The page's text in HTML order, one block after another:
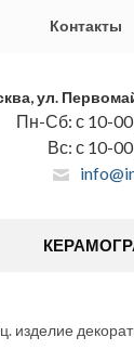
Контакты
ул.
Пн-Сб: с 10-
Вс: с 10-
изделие